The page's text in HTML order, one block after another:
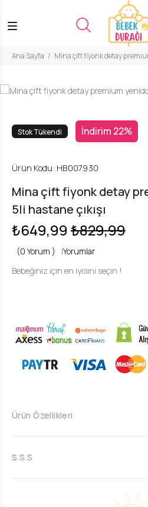
Ana Sayfa Mina çift fiyonk detay
Stok Tükendi İndirim 22%
Ürün Kodu: HB007930
Mina çift fiyonk detay
5li hastane çıkışı
₺649,99 ₺829,99
(0 Yorum ) |Yorumlar
Bebeğiniz için en iyisini seçin !
Ürün Özellikleri
S.S.S